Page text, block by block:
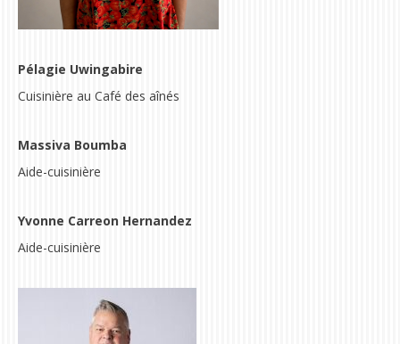
Pélagie Uwingabire
Cuisinière au Café des aînés
Massiva Boumba
Aide-cuisinière
Yvonne Carreon Hernandez
Aide-cuisinière